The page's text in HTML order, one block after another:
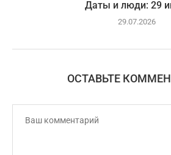
Даты и люди: 29
29.07.2026
ОСТАВЬТЕ